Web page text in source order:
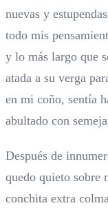
nuevas y
todo mis
y lo más largo que
atada a su verga
en mi coño, sentía
abultado con
Después de
quedo quieto sobre
conchita extra